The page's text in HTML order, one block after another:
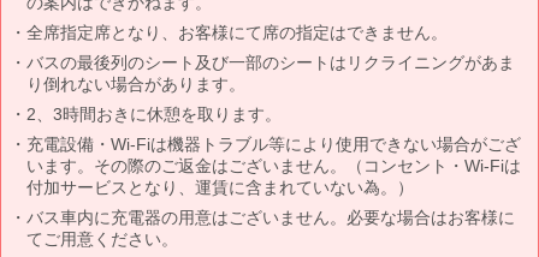
全席指定席となり、お客様にて席の指定はできません。
バスの最後列のシート及び一部のシートはリクライニングがあま
り倒れない場合があります。
2、3時間おきに休憩を取ります。
充電設備・Wi-Fiは機器トラブル等により使用できない場合がござ
います。その際のご返金はございません。（コンセント・Wi-Fiは
付加サービスとなり、運賃に含まれていない為。）
バス車内に充電器の用意はございません。必要な場合はお客様に
てご用意ください。